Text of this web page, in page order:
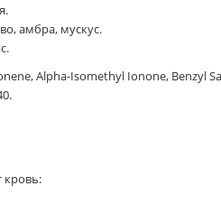
амбра, мускус.
Alpha-Isomethyl Ionone, Benzyl
кровь: